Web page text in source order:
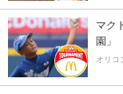
マク
園」
オリコ